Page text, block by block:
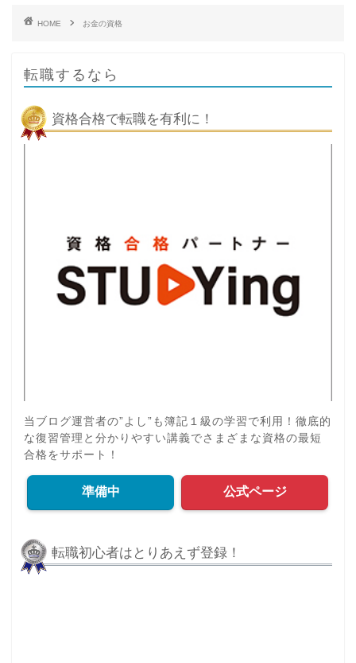
HOME お金の資格
転職するなら
資格合格で転職を有利に！
当ブログ運営者の”よし”も簿記１級の学習で利用！徹底的
な復習管理と分かりやすい講義でさまざまな資格の最短
合格をサポート！
準備中 公式ページ
転職初心者はとりあえず登録！